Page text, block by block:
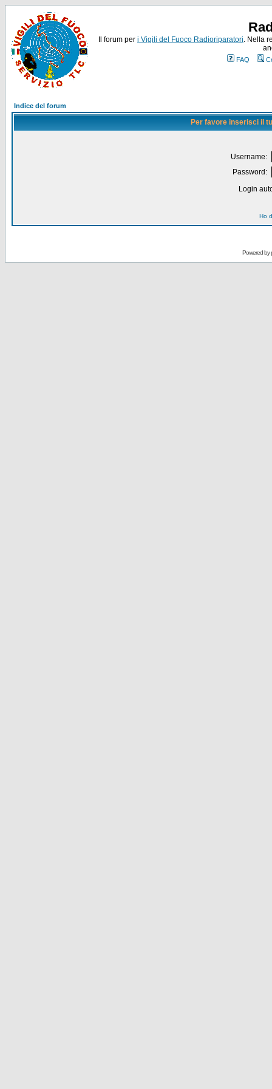
Il forum per i Vigili del Fuoco Radioriparatori. Nella
FAQ
Indice del forum
Per favore inserisci il
Username:
Password:
Login
Ho
Powered by